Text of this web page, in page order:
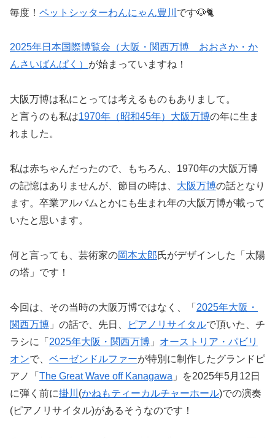
毎度！ ペットシッターわんにゃん豊川 です🐶🐈
2025年日本国際博覧会（大阪・関西万博 おおさか・か
んさいばんぱく） が始まっていますね！
大阪万博は私にとっては考えるものもありまして。
と言うのも私は1970年（昭和45年）大阪万博の年に生ま
れました。
私は赤ちゃんだったので、もちろん、1970年の大阪万博
の記憶はありませんが、節目の時は、 大阪万博の話となり
ます。卒業アルバムとかにも生まれ年の大阪万博が載って
いたと思います。
何と言っても、芸術家の岡本太郎氏がデザインした「太陽
の塔」です！
今回は、その当時の大阪万博ではなく、「 2025年大阪・
関西万博 」の話で、先日、 ピアノリサイタルで頂いた、チ
ラシに「 2025年大阪・関西万博 」 オーストリア・パビリ
オンで、 ベーゼンドルファーが特別に制作したグランドピ
アノ「 The Great Wave off Kanagawa 」を2025年5月12日
に弾く前に掛川 (かねもティーカルチャーホール)での演奏
(ピアノリサイタル)があるそうなのです！